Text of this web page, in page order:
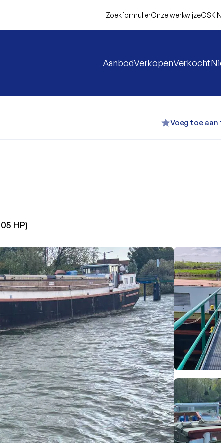
ZoekformulierOnze werkwijzeGSK
AanbodVerkopenVerkocht
Voeg toe
HP)